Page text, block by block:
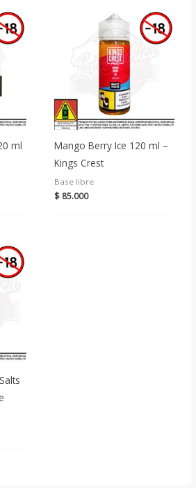
ml
Mango Berry Ice 120 ml –
Kings Crest
Base libre
$ 85.000